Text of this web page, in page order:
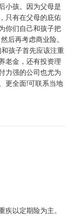
小孩。因为父母是
只有在父母的庇佑
你们自己和孩子把
后再考虑商业险。
和孩子首先应该注重
老金，还有投资理
力强的公司也尤为
更全面!可联系当地
以定期险为主。